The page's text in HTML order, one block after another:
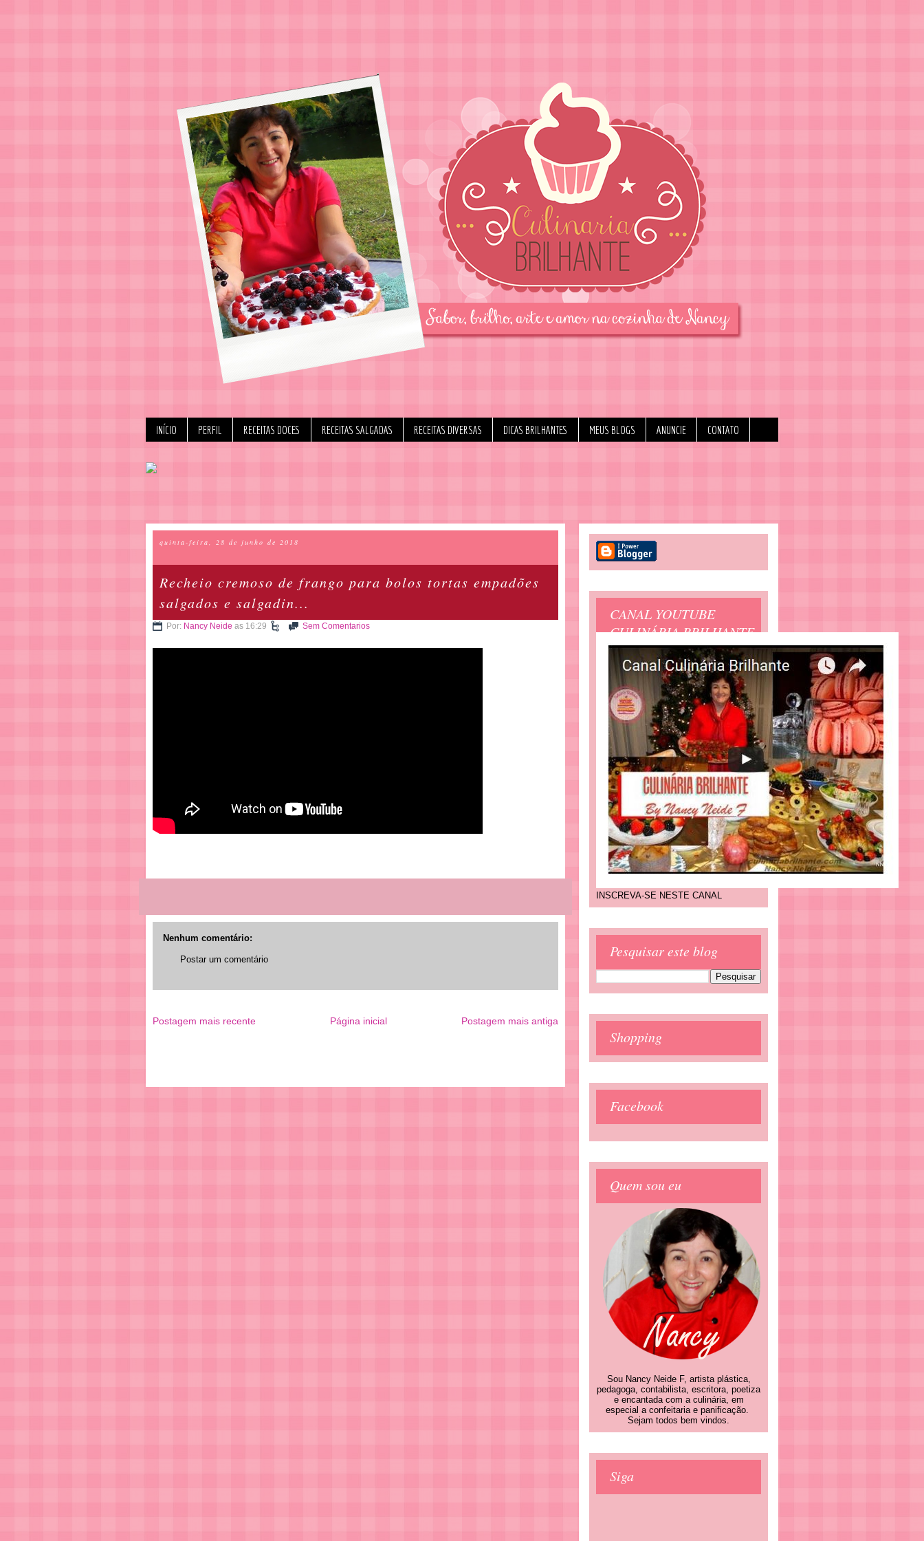
INÍCIO PERFIL RECEITAS DOCES RECEITAS SALGADAS RECEITAS DIVERSAS DICAS BRILHANTES MEUS BLOGS ANUNCIE CONTATO
quinta-feira, 28 de junho de 2018
Recheio cremoso de frango para bolos tortas empadões
salgados e salgadin...
Por: Nancy Neide as 16:29 Sem Comentarios
Nenhum comentário:
Postar um comentário
Postagem mais recente Postagem mais antiga
Página inicial
CANAL YOUTUBE
CULINÁRIA BRILHANTE
INSCREVA-SE NESTE CANAL
Pesquisar este blog
Shopping
Facebook
Quem sou eu
Sou Nancy Neide F, artista plástica,
pedagoga, contabilista, escritora, poetiza
e encantada com a culinária, em
especial a confeitaria e panificação.
Sejam todos bem vindos.
Siga